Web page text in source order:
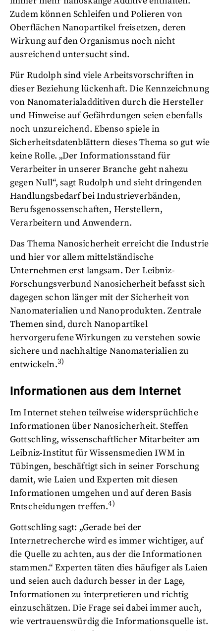
Zudem können Schleifen und Polieren von
Oberflächen Nanopartikel freisetzen, deren
Wirkung auf den Organismus noch nicht
ausreichend untersucht sind.
Für Rudolph sind viele Arbeitsvorschriften in
dieser Beziehung lückenhaft. Die Kennzeichnung
von Nanomaterialadditiven durch die Hersteller
und Hinweise auf Gefährdungen seien ebenfalls
noch unzureichend. Ebenso spiele in
Sicherheitsdatenblättern dieses Thema so gut wie
keine Rolle. „Der Informationsstand für
Verarbeiter in unserer Branche geht nahezu
gegen Null“, sagt Rudolph und sieht dringenden
Handlungsbedarf bei Industrieverbänden,
Berufsgenossenschaften, Herstellern,
Verarbeitern und Anwendern.
Das Thema Nanosicherheit erreicht die Industrie
und hier vor allem mittelständische
Unternehmen erst langsam. Der Leibniz-
Forschungsverbund Nanosicherheit befasst sich
dagegen schon länger mit der Sicherheit von
Nanomaterialien und Nanoprodukten. Zentrale
Themen sind, durch Nanopartikel
hervorgerufene Wirkungen zu verstehen sowie
sichere und nachhaltige Nanomaterialien zu
entwickeln.3)
Informationen aus dem Internet
Im Internet stehen teilweise widersprüchliche
Informationen über Nanosicherheit. Steffen
Gottschling, wissenschaftlicher Mitarbeiter am
Leibniz-Institut für Wissensmedien IWM in
Tübingen, beschäftigt sich in seiner Forschung
damit, wie Laien und Experten mit diesen
Informationen umgehen und auf deren Basis
Entscheidungen treffen.4)
Gottschling sagt: „Gerade bei der
Internetrecherche wird es immer wichtiger, auf
die Quelle zu achten, aus der die Informationen
stammen.“ Experten täten dies häufiger als Laien
und seien auch dadurch besser in der Lage,
Informationen zu interpretieren und richtig
einzuschätzen. Die Frage sei dabei immer auch,
wie vertrauenswürdig die Informationsquelle ist.